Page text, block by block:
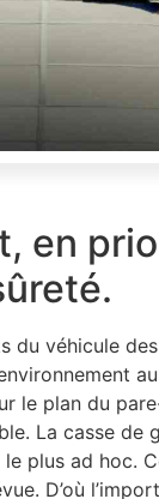
en
du véhicule
le plan du
La casse de
plus ad hoc.
D’où